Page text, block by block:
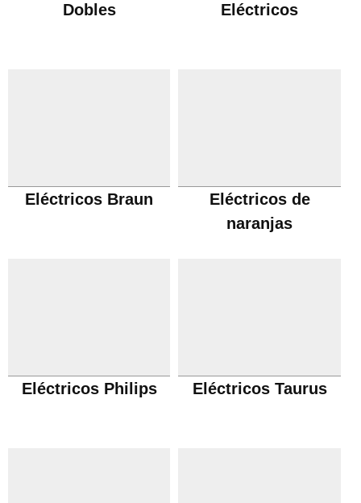
Dobles Eléctricos
Eléctricos Braun
Eléctricos de
naranjas
Eléctricos Philips Eléctricos Taurus